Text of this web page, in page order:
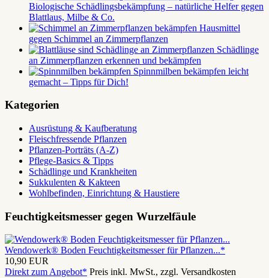
Biologische Schädlingsbekämpfung – natürliche Helfer gegen
Blattlaus, Milbe & Co.
Hausmittel
gegen Schimmel an Zimmerpflanzen
Schädlinge
an Zimmerpflanzen erkennen und bekämpfen
Spinnmilben bekämpfen leicht
gemacht – Tipps für Dich!
Kategorien
Ausrüstung & Kaufberatung
Fleischfressende Pflanzen
Pflanzen-Porträts (A-Z)
Pflege-Basics & Tipps
Schädlinge und Krankheiten
Sukkulenten & Kakteen
Wohlbefinden, Einrichtung & Haustiere
Feuchtigkeitsmesser gegen Wurzelfäule
Wendowerk® Boden Feuchtigkeitsmesser für Pflanzen...*
10,90 EUR
Direkt zum Angebot* Preis inkl. MwSt., zzgl. Versandkosten